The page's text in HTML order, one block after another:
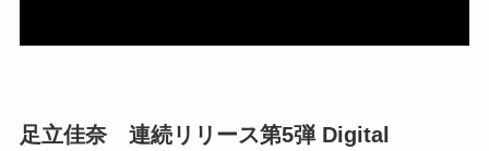
足立佳奈 連続リリース第5弾 Digital